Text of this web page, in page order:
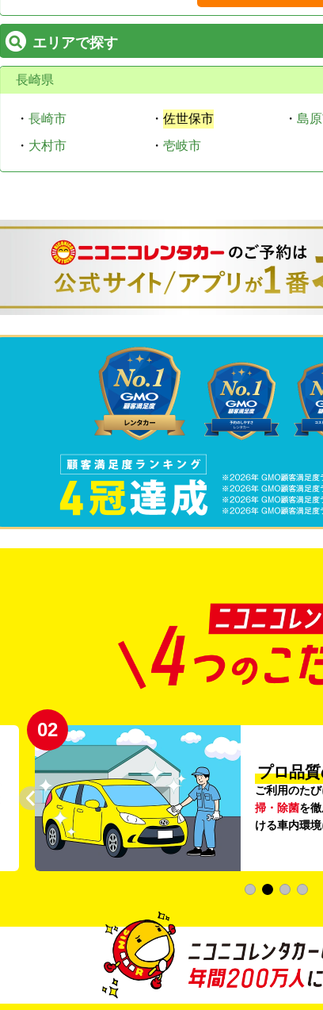
エリアで探す
長崎県
・ 長崎市 ・ 佐世保市 ・ 島
・ 大村市 ・ 壱岐市
02
プロ品
ご利用のた
掃・除菌を
ける車内環